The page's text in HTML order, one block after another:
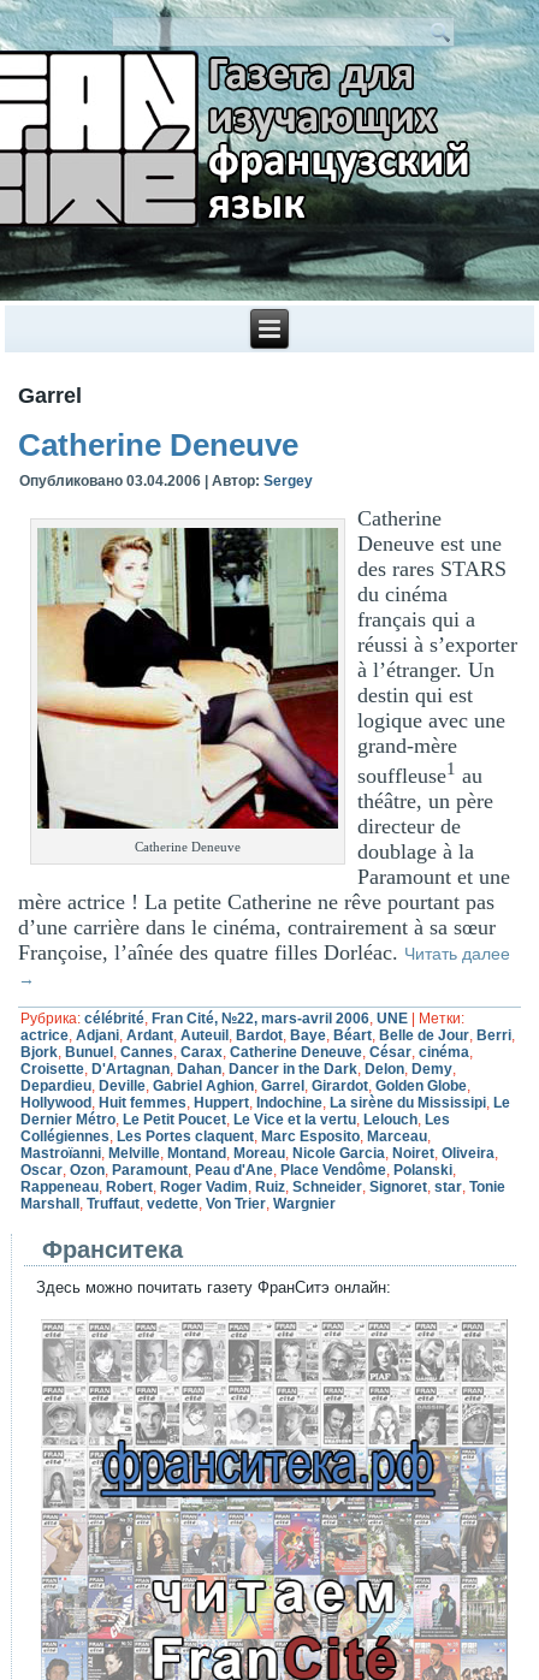
Garrel
Catherine Deneuve
Опубликовано 03.04.2006 |Автор: Sergey
Catherine Deneuve
Catherine
Deneuve est une
des rares STARS
du cinéma
français qui a
réussi à s’exporter
à l’étranger. Un
destin qui est
logique avec une
grand-mère
souffleuse1 au
théâtre, un père
directeur de
doublage à la
Paramount et une
mère actrice ! La petite Catherine ne rêve pourtant pas
d’une carrière dans le cinéma, contrairement à sa sœur
Françoise, l’aînée des quatre filles Dorléac. Читать далее
→
Рубрика: célébrité, Fran Cité, №22, mars-avril 2006,UNE
Метки:
actrice,Adjani,Ardant,Auteuil , Bardot, Baye, Béart, Belle de Jour, Berri,
Bjork, Bunuel ,Cannes,Carax,Catherine Deneuve,César,cinéma,
Croisette, D'Artagnan, Dahan, Dancer in the Dark, Delon, Demy,
Depardieu, Deville,Gabriel Aghion,Garrel ,Girardot,Golden Globe,
Hollywood , Huit femmes, Huppert, Indochine, La sirène du Mississipi, Le
Dernier Métro, Le Petit Poucet, Le Vice et la vertu, Lelouch, Les
Collégiennes, Les Portes claquent, Marc Esposito, Marceau,
Mastroïanni, Melville, Montand , Moreau, Nicole Garcia, Noiret,Oliveira,
Oscar,Ozon, Paramount, Peau d'Ane, Place Vendôme, Polanski,
Rappeneau, Robert, Roger Vadim, Ruiz,Schneider,Signoret,star,Tonie
Marshall ,Truffaut,vedette,Von Trier,Wargnier
Франситека
Здесь можно почитать газету ФранСитэ онлайн: